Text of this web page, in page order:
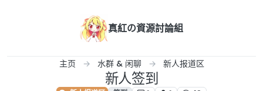
真紅の資源討論組
主页 水群 & 闲聊 新人报道区
新人签到